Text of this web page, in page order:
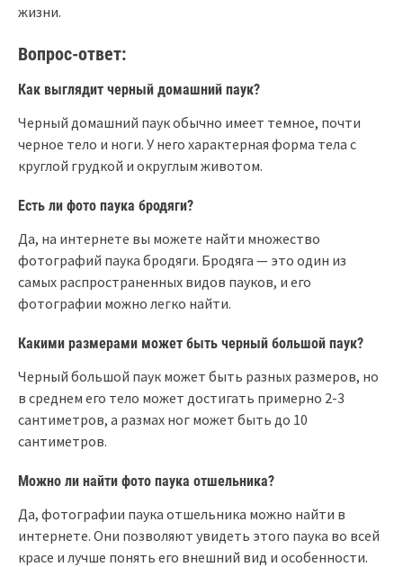
жизни.
Вопрос-ответ:
Как выглядит черный домашний паук?
Черный домашний паук обычно имеет темное, почти
черное тело и ноги. У него характерная форма тела с
круглой грудкой и округлым животом.
Есть ли фото паука бродяги?
Да, на интернете вы можете найти множество
фотографий паука бродяги. Бродяга — это один из
самых распространенных видов пауков, и его
фотографии можно легко найти.
Какими размерами может быть черный большой паук?
Черный большой паук может быть разных размеров, но
в среднем его тело может достигать примерно 2-3
сантиметров, а размах ног может быть до 10
сантиметров.
Можно ли найти фото паука отшельника?
Да, фотографии паука отшельника можно найти в
интернете. Они позволяют увидеть этого паука во всей
красе и лучше понять его внешний вид и особенности.